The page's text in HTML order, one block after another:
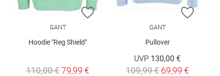
ZUR WUNSCHLISTE HINZUFÜGEN
GANT
Hoodie "Reg Shield"
110,00 €79,99 €
ZUR
GANT
Pullover
UVP 130,00 €
109,99 € 69,99 €